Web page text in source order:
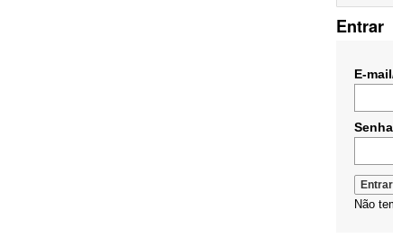
Entrar
E-
Senha
Não